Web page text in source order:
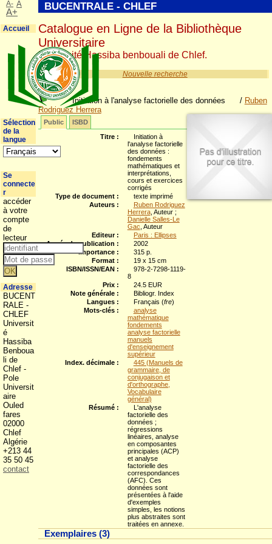
Nouvelle recherche
Initiation à l'analyse factorielle des données / Ruben
Rodriguez Herrera
Public
ISBD
Titre :
Initiation à
l'analyse factorielle
des données :
fondements
mathématiques et
interprétations,
cours et exercices
corrigés
Type de document :
texte imprimé
Auteurs :
Ruben Rodriguez
Herrera, Auteur ;
Danielle Salles-Le
Gac , Auteur
Editeur :
Paris : Ellipses
Année de publication :
2002
Importance :
315 p.
Format :
19 x 15 cm
ISBN/ISSN/EAN :
978-2-7298-1119-
8
Prix :
24.5 EUR
Note générale :
Bibliogr. Index
Langues :
Français (fre)
Mots-clés :
analyse
mathématique
fondements
analyse factorielle
manuels
d'enseignement
supérieur
Index. décimale :
445 (Manuels de
grammaire, de
conjugaison et
d'orthographe,
Vocabulaire
général)
Résumé :
L'analyse
factorielle des
données ;
régressions
linéaires, analyse
en composantes
principales (ACP)
et analyse
factorielle des
correspondances
(AFC). Ces
données sont
présentées à l'aide
d'exemples
simples, les notions
plus abstraites sont
traitées en annexe.
Exemplaires (3)
BUCENTRALE - CHLEF
Catalogue en Ligne de la Bibliothèque
Universitaire
Université Hassiba benbouali de Chlef.
A- A
A+
Accueil
Sélection
de la
langue
Se
connecte
r
accéder
à votre
compte
de
lecteur
Adresse
BUCENT
RALE -
CHLEF
Universit
é
Hassiba
Benboua
li de
Chlef -
Pole
Universit
aire
Ouled
fares
02000
Chlef
Algérie
+213 44
35 50 45
contact